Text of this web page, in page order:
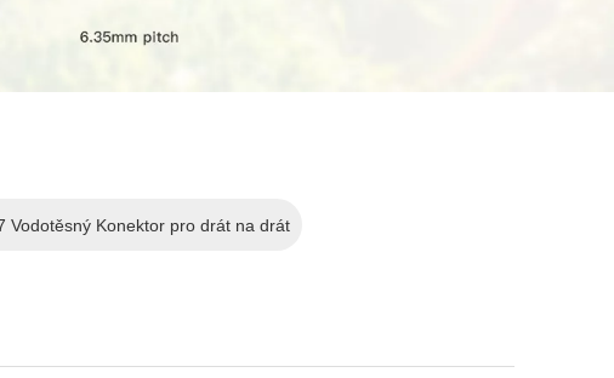
Vodotěsný Konektor pro drát na drát